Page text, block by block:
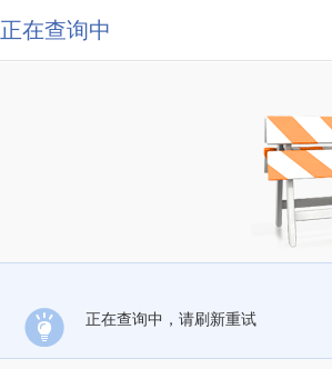
正在查询中
正在查询中，请刷新重试